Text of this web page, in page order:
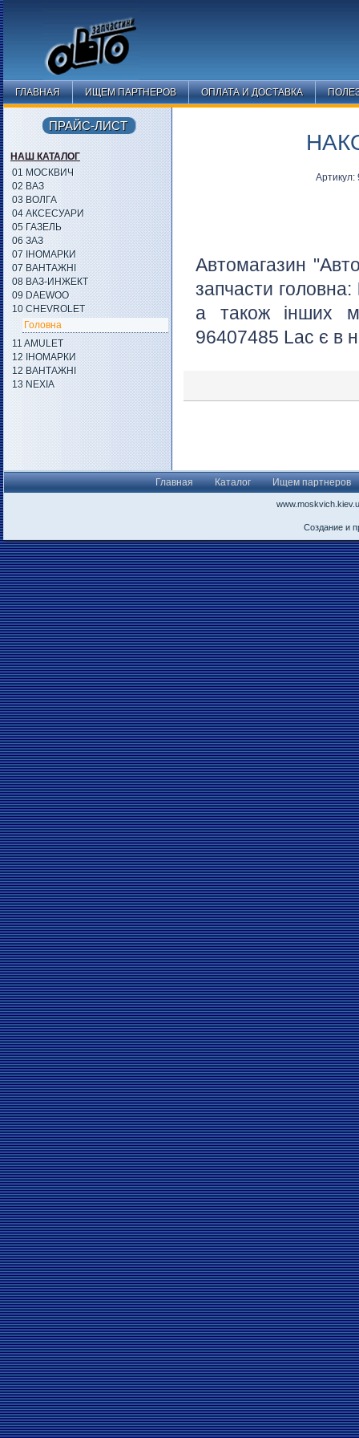
ГЛАВНАЯ ИЩЕМ ПАРТНЕРОВ ОПЛАТА И ДОСТАВКА
Автомагазин
запчасти головна:
а також інших
96407485 Lac є в
ПРАЙС-ЛИСТ
НАШ КАТАЛОГ
01 МОСКВИЧ
02 ВАЗ
03 ВОЛГА
04 АКСЕСУАРИ
05 ГАЗЕЛЬ
06 ЗАЗ
07 ІНОМАРКИ
07 ВАНТАЖНІ
08 ВАЗ-ИНЖЕКТ
09 DAEWOO
10 CHEVROLET
Головна
11 AMULET
12 ІНОМАРКИ
12 ВАНТАЖНІ
13 NEXIA
Главная Каталог Ищем партнеров
Создание и